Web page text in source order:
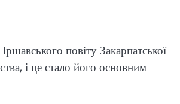
повіту Закарпатської
і це стало його основним